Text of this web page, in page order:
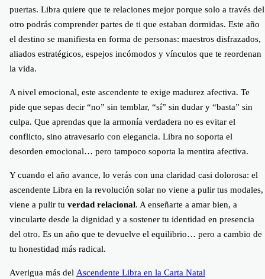
puertas. Libra quiere que te relaciones mejor porque solo a través del
otro podrás comprender partes de ti que estaban dormidas. Este año
el destino se manifiesta en forma de personas: maestros disfrazados,
aliados estratégicos, espejos incómodos y vínculos que te reordenan
la vida.
A nivel emocional, este ascendente te exige madurez afectiva. Te
pide que sepas decir “no” sin temblar, “sí” sin dudar y “basta” sin
culpa. Que aprendas que la armonía verdadera no es evitar el
conflicto, sino atravesarlo con elegancia. Libra no soporta el
desorden emocional… pero tampoco soporta la mentira afectiva.
Y cuando el año avance, lo verás con una claridad casi dolorosa: el
ascendente Libra en la revolución solar no viene a pulir tus modales,
viene a pulir tu verdad relacional. A enseñarte a amar bien, a
vincularte desde la dignidad y a sostener tu identidad en presencia
del otro. Es un año que te devuelve el equilibrio… pero a cambio de
tu honestidad más radical.
Averigua más del Ascendente Libra en la Carta Natal